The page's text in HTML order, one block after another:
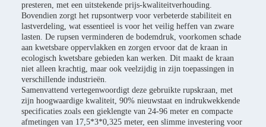
presteren, met een uitstekende prijs-kwaliteitverhouding.
Bovendien zorgt het rupsontwerp voor verbeterde stabiliteit en
lastverdeling, wat essentieel is voor het veilig heffen van zware
lasten. De rupsen verminderen de bodemdruk, voorkomen schade
aan kwetsbare oppervlakken en zorgen ervoor dat de kraan in
ecologisch kwetsbare gebieden kan werken. Dit maakt de kraan
niet alleen krachtig, maar ook veelzijdig in zijn toepassingen in
verschillende industrieën.
Samenvattend vertegenwoordigt deze gebruikte rupskraan, met
zijn hoogwaardige kwaliteit, 90% nieuwstaat en indrukwekkende
specificaties zoals een gieklengte van 24-96 meter en compacte
afmetingen van 17,5*3*0,325 meter, een slimme investering voor